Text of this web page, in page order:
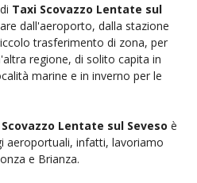
Taxi Scovazzo Lentate sul
dall'aeroporto, dalla stazione
trasferimento di zona, per
regione, di solito capita in
marine e in inverno per le
Lentate sul Seveso è
aeroportuali, infatti, lavoriamo
e Brianza.